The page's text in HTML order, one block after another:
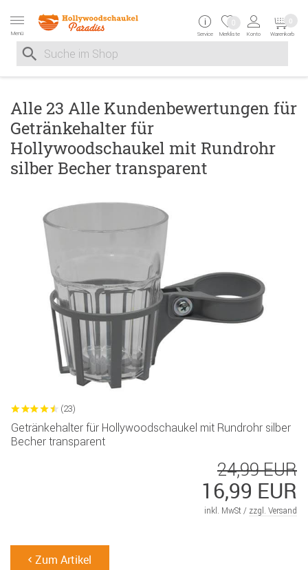
Menü
Suche nach
Suche im Shop, nach der Eingabe von 3 Buchstaben
Service Merkliste
0
Konto Warenkorb
0
Alle 23 Alle Kundenbewertungen für
Getränkehalter für
Hollywoodschaukel mit Rundrohr
silber Becher transparent
(23)
Getränkehalter für Hollywoodschaukel mit Rundrohr silber
Becher transparent
24,99 EUR
16,99 EUR
inkl. MwSt / zzgl. Versand
Zum Artikel